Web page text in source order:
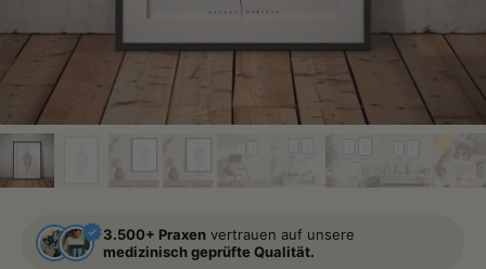
3.500+ Praxen vertrauen auf unsere
medizinisch geprüfte Qualität.